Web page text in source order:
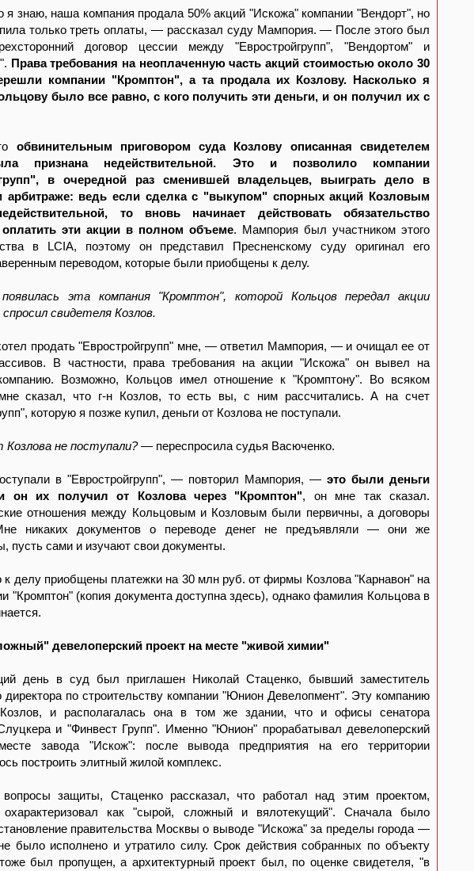
знаю, наша компания продала 50% акций "Искожа" компании "Вендорт", но
только треть оплаты, — рассказал суду Мампория. — После этого был
договор цессии между "Евростройгрупп", "Вендортом" и
Права требования на неоплаченную часть акций стоимостью около 30
компании "Кромптон", а та продала их Козлову. Насколько я
было все равно, с кого получить эти деньги, и он получил их с
обвинительным приговором суда Козлову описанная свидетелем
признана недействительной. Это и позволило компании
в очередной раз сменившей владельцев, выиграть дело в
арбитраже: ведь если сделка с "выкупом" спорных акций Козловым
то вновь начинает действовать обязательство
эти акции в полном объеме. Мампория был участником этого
в LCIA, поэтому он представил Пресненскому суду оригинал его
переводом, которые были приобщены к делу.
эта компания "Кромптон", которой Кольцов передал акции
свидетеля Козлов.
продать "Евростройгрупп" мне, — ответил Мампория, — и очищал ее от
В частности, права требования на акции "Искожа" он вывел на
Возможно, Кольцов имел отношение к "Кромптону". Во всяком
сказал, что г-н Козлов, то есть вы, с ним рассчитались. А на счет
которую я позже купил, деньги от Козлова не поступали.
не поступали?— переспросила судья Васюченко.
в "Евростройгрупп", — повторил Мампория, — это были деньги
он их получил от Козлова через "Кромптон", он мне так сказал.
отношения между Кольцовым и Козловым были первичны, а договоры
никаких документов о переводе денег не предъявляли — они же
пусть сами и изучают свои документы.
к делу приобщены платежки на 30 млн руб. от фирмы Козлова "Карнавон" на
"Кромптон" (копия документа доступна здесь), однако фамилия Кольцова в
девелоперский проект на месте "живой химии"
день в суд был приглашен Николай Стаценко, бывший заместитель
директора по строительству компании "Юнион Девелопмент". Эту компанию
Козлов, и располагалась она в том же здании, что и офисы сенатора
и "Финвест Групп". Именно "Юнион" прорабатывал девелоперский
завода "Искож": после вывода предприятия на его территории
построить элитный жилой комплекс.
защиты, Стаценко рассказал, что работал над этим проектом,
как "сырой, сложный и вялотекущий". Сначала было
правительства Москвы о выводе "Искожа" за пределы города —
было исполнено и утратило силу. Срок действия собранных по объекту
был пропущен, а архитектурный проект был, по оценке свидетеля, "в